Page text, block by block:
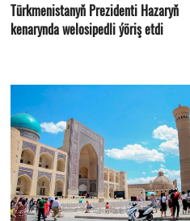
Türkmenistanyň Prezidenti Hazaryň
kenarynda welosipedli ýöriş etdi